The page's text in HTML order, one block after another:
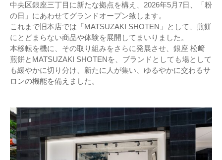
中央区銀座三丁目に新たな拠点を構え、2026年5月7日、「粉
の日」にあわせてグランドオープン致します。
これまで旧本店では「MATSUZAKI SHOTEN」として、煎餅
にとどまらない商品や体験を展開してまいりました。
本移転を機に、その取り組みをさらに発展させ、銀座 松﨑
煎餅とMATSUZAKI SHOTENを、ブランドとしても場として
も緩やかに切り分け、新たに人が集い、ゆるやかに交わるサ
ロンの機能を備えました。